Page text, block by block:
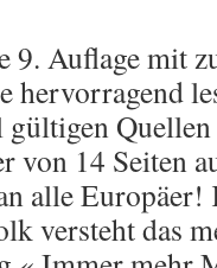
Auflage mit
hervorragend
von 14 Seiten
alle
versteht das